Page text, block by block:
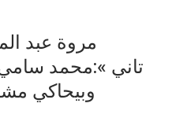
مروة عبد
تاني »:محمد
وبيحاكي